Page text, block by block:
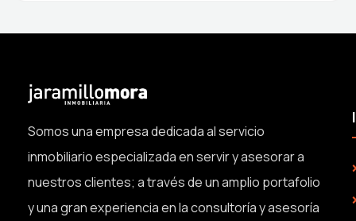
Somos una empresa dedicada al servicio
inmobiliario especializada en servir y asesorar a
nuestros clientes; a través de un amplio portafolio
y una gran experiencia en la consultoría y asesoría